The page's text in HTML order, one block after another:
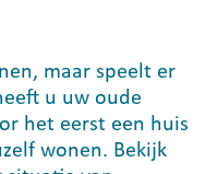
maar speelt er
u uw oude
het eerst een huis
wonen. Bekijk